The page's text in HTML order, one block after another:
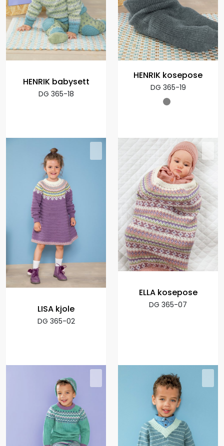
HENRIK babysett
DG 365-18
HENRIK kosepose
DG 365-19
LISA kjole
DG 365-02
ELLA kosepose
DG 365-07